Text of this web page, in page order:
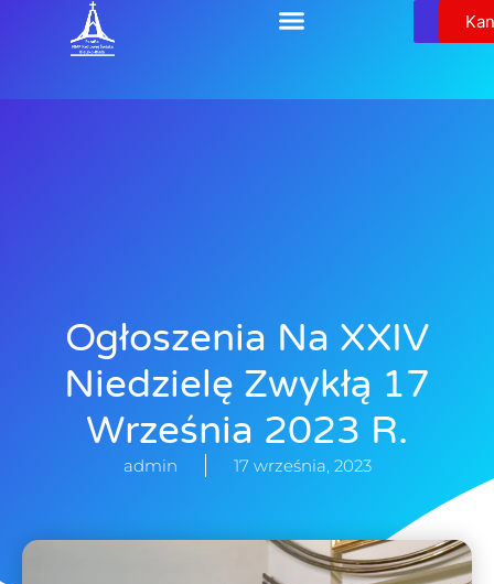
Ogłoszenia Na XXIV
Niedzielę Zwykłą 17
Września 2023 R.
admin 17 września, 2023